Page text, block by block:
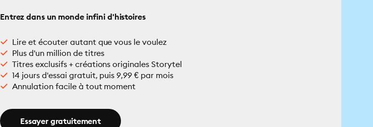
Entrez dans un monde infini d'histoires
Lire et écouter autant que vous le voulez
Plus d'un million de titres
Titres exclusifs + créations originales Storytel
14 jours d'essai gratuit, puis 9,99 € par mois
Annulation facile à tout moment
Essayer gratuitement